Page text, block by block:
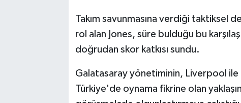
Takım savunmasına verdiği taktiksel
rol alan Jones, süre bulduğu bu
doğrudan skor katkısı sundu.
Galatasaray yönetiminin, Liverpool ile
Türkiye'de oynama fikrine olan